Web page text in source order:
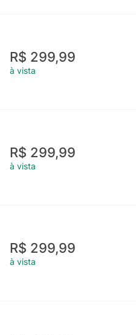
R$ 299,99
à vista
R$ 299,99
à vista
R$ 299,99
à vista